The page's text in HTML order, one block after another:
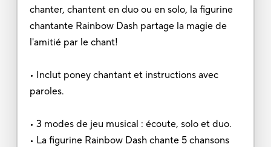
chanter, chantent en duo ou en solo, la figurine
chantante Rainbow Dash partage la magie de
l'amitié par le chant!
• Inclut poney chantant et instructions avec
paroles.
• 3 modes de jeu musical : écoute, solo et duo.
• La figurine Rainbow Dash chante 5 chansons